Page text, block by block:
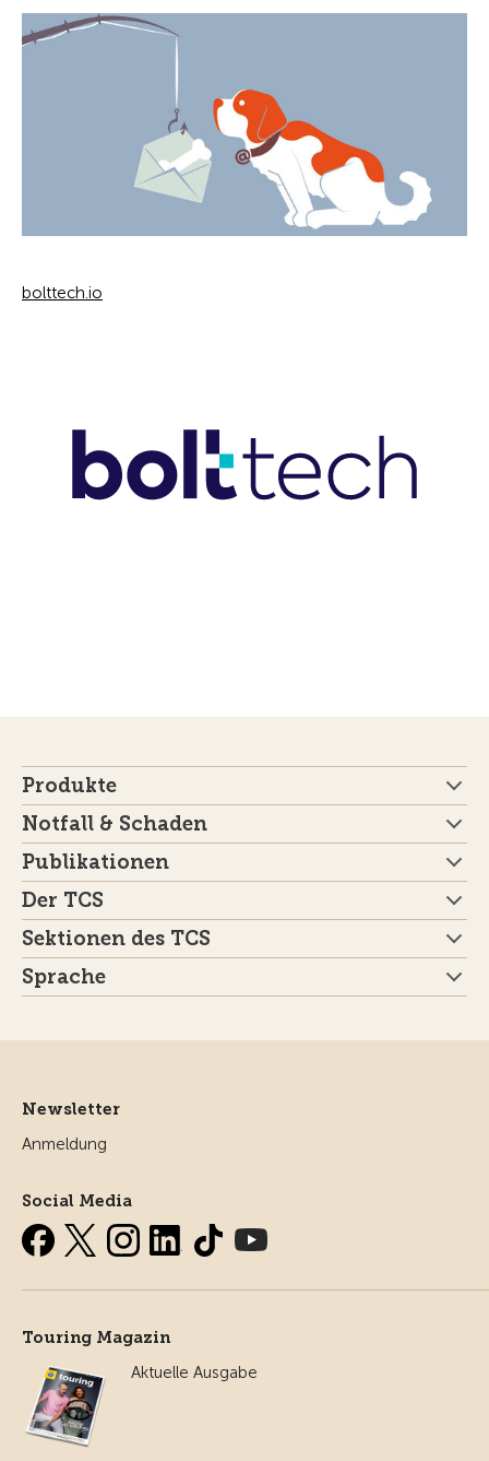
bolttech.io
Produkte
Notfall & Schaden
Publikationen
Der TCS
Sektionen des TCS
Sprache
Newsletter
Anmeldung
Social Media
Touring Magazin
Aktuelle Ausgabe